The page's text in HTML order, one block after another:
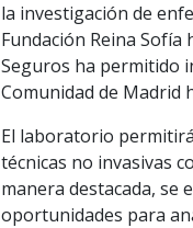
la investigación de
Fundación Reina
Seguros ha permitido
Comunidad de Madrid
El laboratorio
técnicas no invasivas
manera destacada,
oportunidades para